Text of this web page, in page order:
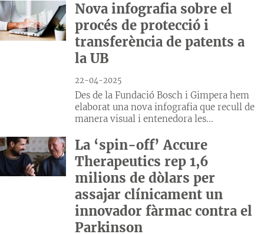
Nova infografia sobre el
procés de protecció i
transferència de patents a
la UB
22-04-2025
Des de la Fundació Bosch i Gimpera hem
elaborat una nova infografia que recull de
manera visual i entenedora les...
La ‘spin-off’ Accure
Therapeutics rep 1,6
milions de dòlars per
assajar clínicament un
innovador fàrmac contra el
Parkinson